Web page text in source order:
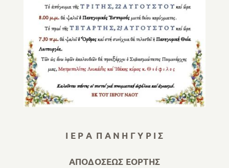
Ι Ε Ρ Α Π Α Ν Η Γ Υ Ρ Ι Σ
ΑΠΟΔΟΣΕΩΣ ΕΟΡΤΗΣ